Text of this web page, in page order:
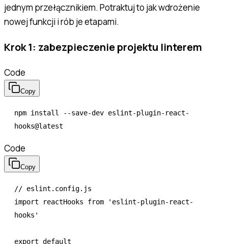
jednym przełącznikiem. Potraktuj to jak wdrożenie
nowej funkcji i rób je etapami.
Krok 1: zabezpieczenie projektu linterem
Code
Copy
npm install --save-dev eslint-plugin-react-
hooks@latest
Code
Copy
// eslint.config.js
import reactHooks from 'eslint-plugin-react-
hooks'
export default